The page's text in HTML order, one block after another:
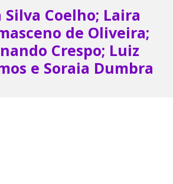
Coelho; Laira
de Oliveira;
Crespo; Luiz
e Soraia Dumbra